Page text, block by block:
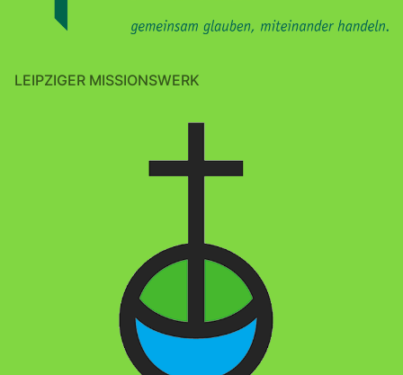
LEIPZIGER MISSIONSWERK